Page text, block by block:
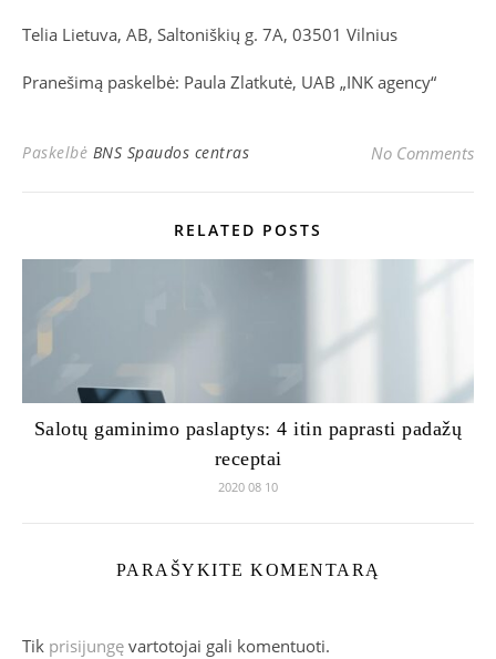
Telia Lietuva, AB, Saltoniškių g. 7A, 03501 Vilnius
Pranešimą paskelbė: Paula Zlatkutė, UAB „INK agency“
Paskelbė BNS Spaudos centras No Comments
RELATED POSTS
Salotų gaminimo paslaptys: 4 itin paprasti padažų
receptai
2020 08 10
PARAŠYKITE KOMENTARĄ
Tik prisijungę vartotojai gali komentuoti.